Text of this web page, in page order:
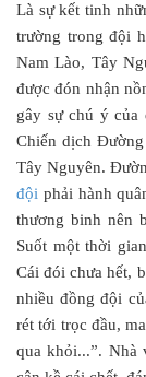
Là sự kết tinh
trường trong đội
Nam Lào, Tây
được đón nhận
gây sự chú ý của
Chiến dịch
Tây Nguyên.
đội phải hành
thương binh nên
Suốt một thời
Cái đói chưa hết,
nhiều đồng đội
rét tới trọc đầu,
qua khỏi...”. Nhà